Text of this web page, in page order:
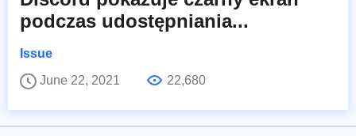
podczas udostępniania...
Issue
June 22, 2021
22,680